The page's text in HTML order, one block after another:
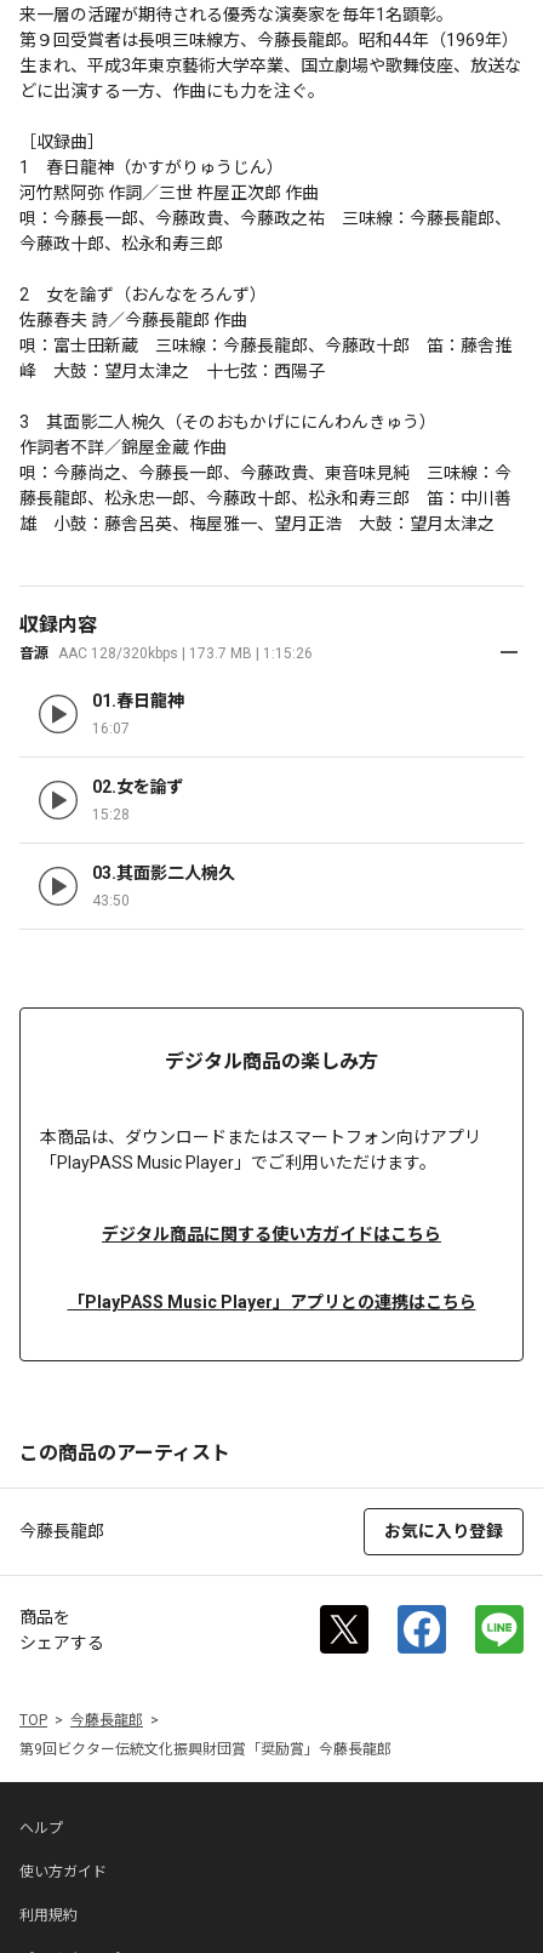
来一層の活躍が期待される優秀な演奏家を毎年1名顕彰。
第９回受賞者は長唄三味線方、今藤長龍郎。昭和44年（1969年）
生まれ、平成3年東京藝術大学卒業、国立劇場や歌舞伎座、放送な
どに出演する一方、作曲にも力を注ぐ。
［収録曲］
1　春日龍神（かすがりゅうじん）
河竹黙阿弥 作詞／三世 杵屋正次郎 作曲
唄：今藤長一郎、今藤政貴、今藤政之祐　三味線：今藤長龍郎、
今藤政十郎、松永和寿三郎
2　女を論ず（おんなをろんず）
佐藤春夫 詩／今藤長龍郎 作曲
唄：富士田新蔵　三味線：今藤長龍郎、今藤政十郎　笛：藤舎推
峰　大鼓：望月太津之　十七弦：西陽子
3　其面影二人椀久（そのおもかげににんわんきゅう）
作詞者不詳／錦屋金蔵 作曲
唄：今藤尚之、今藤長一郎、今藤政貴、東音味見純　三味線：今
藤長龍郎、松永忠一郎、今藤政十郎、松永和寿三郎　笛：中川善
雄　小鼓：藤舎呂英、梅屋雅一、望月正浩　大鼓：望月太津之
収録内容
音源 AAC 128/320kbps | 173.7 MB | 1:15:26
01.春日龍神
16:07
02.女を論ず
15:28
03.其面影二人椀久
43:50
デジタル商品の楽しみ方
本商品は、 ダウンロードまたはスマートフォン向けアプリ
「PlayPASS Music Player」でご利用いただけます。
デジタル商品に関する使い方ガイドはこちら
「PlayPASS Music Player」アプリとの連携はこちら
この商品のアーティスト
今藤長龍郎 お気に入り登録
商品を
シェアする
TOP
今藤長龍郎
第9回ビクター伝統文化振興財団賞「奨励賞」今藤長龍郎
ヘルプ
使い方ガイド
利用規約